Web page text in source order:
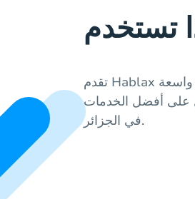
تقدم Hablax تجربة متميزة بفضل دعم العملاء الممتاز، ومجموعة واسعة
على أفضل الخدمات
في الجزائر.